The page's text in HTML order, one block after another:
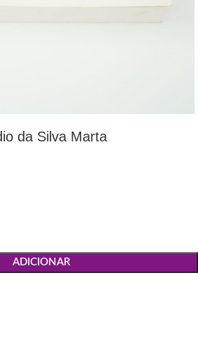
da Silva Marta
ADICIONAR